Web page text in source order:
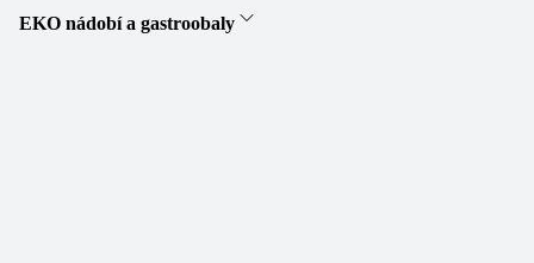
EKO nádobí a gastroobaly